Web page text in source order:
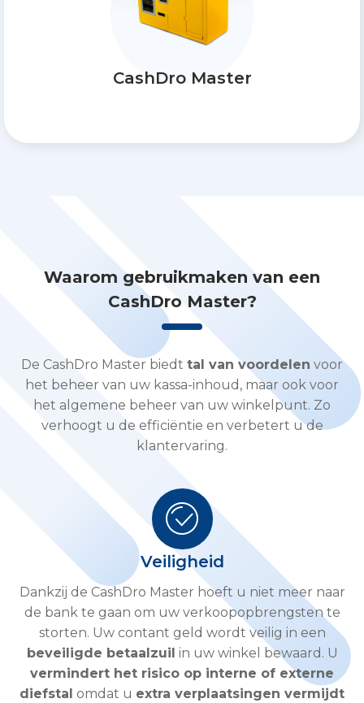
CashDro Master
Waarom gebruikmaken van een
CashDro Master?
De CashDro Master biedt tal van voordelen voor
het beheer van uw kassa-inhoud, maar ook voor
het algemene beheer van uw winkelpunt. Zo
verhoogt u de efficiëntie en verbetert u de
klantervaring.
Veiligheid
Dankzij de CashDro Master hoeft u niet meer naar
de bank te gaan om uw verkoopopbrengsten te
storten. Uw contant geld wordt veilig in een
beveiligde betaalzuil in uw winkel bewaard. U
vermindert het risico op interne of externe
diefstal omdat u extra verplaatsingen vermijdt